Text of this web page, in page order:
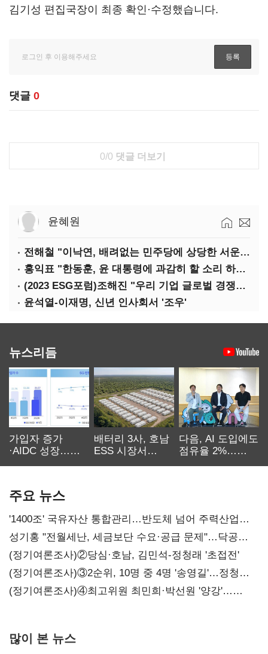
김기성 편집국장이 최종 확인·수정했습니다.
댓글 0
0/0 댓글 더보기
윤혜원
전해철 "이낙연, 배려없는 민주당에 상당한 서운함"
홍익표 "한동훈, 윤 대통령에 과감히 할 소리 하라"
(2023 ESG포럼)조해진 "우리 기업 글로벌 경쟁력 위해 경영부담 최소화해야"
윤석열-이재명, 신년 인사회서 '조우'
뉴스리듬
가입자 증가
·AIDC 성장…
배터리 3사, 호남
ESS 시장서
다음, AI 도입에도
점유율 2%…
주요 뉴스
'1400조' 국유자산 통합관리…반도체 넘어 주력산업
구조혁신
성기홍 "전월세난, 세금보단 수요·공급 문제"…닥공
시사
(정기여론조사)②당심·호남, 김민석-정청래 '초접전'
(정기여론조사)③2순위, 10명 중 4명 '송영길'…정청래
'한 자릿수'
(정기여론조사)④최고위원 최민희·박선원 '양강'…
많이 본 뉴스